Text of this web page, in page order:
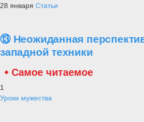
28 января Статьи
⑬ Неожиданная
западной техники
Самое читаемое
1
Уроки мужества